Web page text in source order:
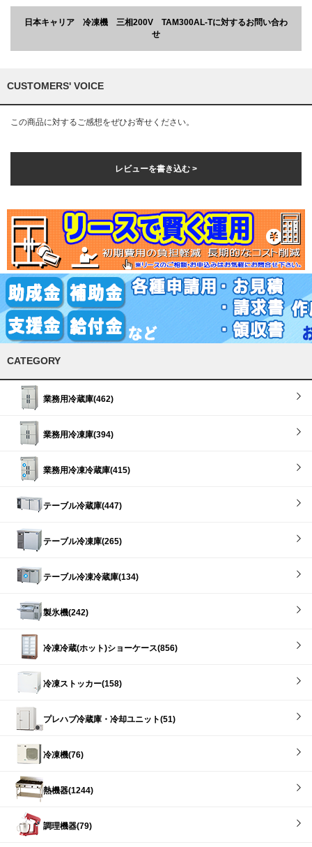
日本キャリア 冷凍機 三相200V TAM300AL-Tに対するお問い合わ
せ
CUSTOMERS' VOICE
この商品に対するご感想をぜひお寄せください。
レビューを書き込む >
CATEGORY
業務用冷蔵庫(462)
業務用冷凍庫(394)
業務用冷凍冷蔵庫(415)
テーブル冷蔵庫(447)
テーブル冷凍庫(265)
テーブル冷凍冷蔵庫(134)
製氷機(242)
冷凍冷蔵(ホット)ショーケース(856)
冷凍ストッカー(158)
プレハブ冷蔵庫・冷却ユニット(51)
冷凍機(76)
熱機器(1244)
調理機器(79)